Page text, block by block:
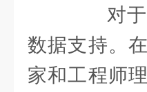
对于
数据支持。
家和工程师